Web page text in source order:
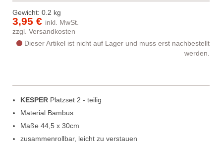
Gewicht: 0.2 kg
3,95 € inkl. MwSt.
zzgl. Versandkosten
Dieser Artikel ist nicht auf Lager und muss erst nachbestellt
werden.
KESPER Platzset 2 - teilig
Material Bambus
Maße 44,5 x 30cm
zusammenrollbar, leicht zu verstauen